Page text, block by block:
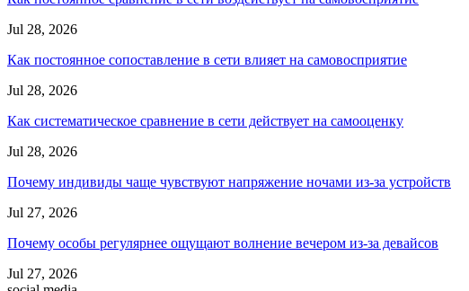
Jul 28, 2026
Как постоянное сопоставление в сети влияет на самовосприятие
Jul 28, 2026
Как систематическое сравнение в сети действует на самооценку
Jul 28, 2026
Почему индивиды чаще чувствуют напряжение ночами из-за устройств
Jul 27, 2026
Почему особы регулярнее ощущают волнение вечером из-за девайсов
Jul 27, 2026